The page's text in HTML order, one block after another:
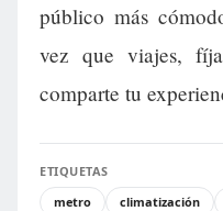
público más
vez que viajes,
comparte tu
ETIQUETAS
metro
climatización